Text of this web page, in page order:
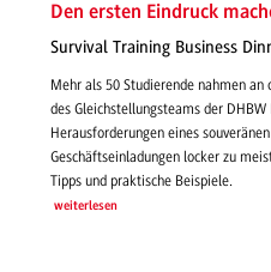
Den ersten Eindruck
Survival Training Business
Mehr als 50 Studierende nahmen
des Gleichstellungsteams der
Herausforderungen eines
Geschäftseinladungen locker zu
Tipps und praktische Beispiele.
weiterlesen